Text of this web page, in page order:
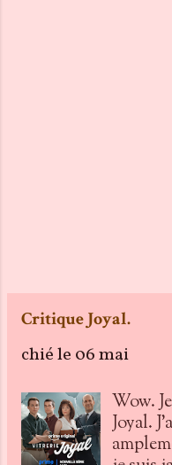
Critique Joyal.
chié le 06 mai
Wow.
Joyal.